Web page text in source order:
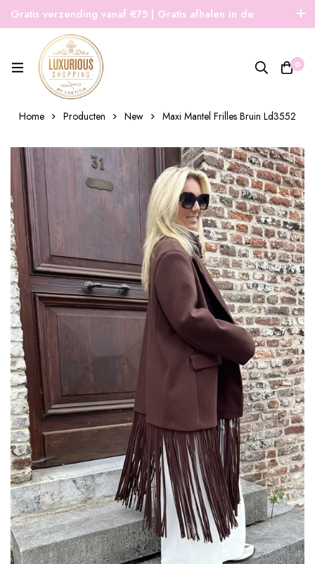
Gratis verzending vanaf €75 | Gratis afhalen in de
winkel | Snelle verzending
0
Home Producten New Maxi Mantel Frilles Bruin Ld3552